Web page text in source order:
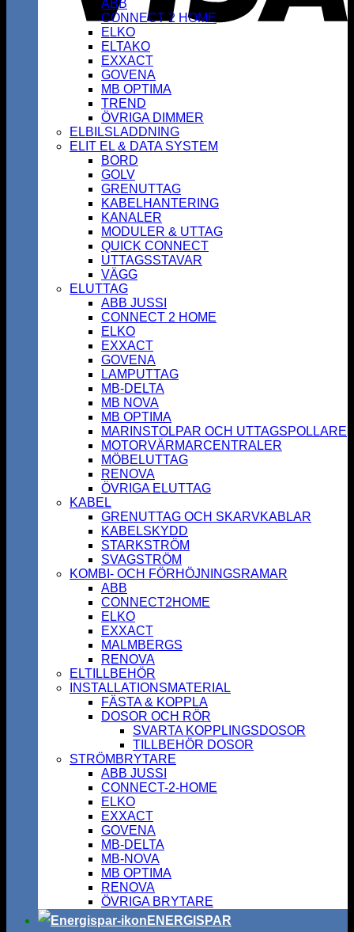
ABB
CONNECT 2 HOME
ELKO
ELTAKO
EXXACT
GOVENA
MB OPTIMA
TREND
ÖVRIGA DIMMER
ELBILSLADDNING
ELIT EL & DATA SYSTEM
BORD
GOLV
GRENUTTAG
KABELHANTERING
KANALER
MODULER & UTTAG
QUICK CONNECT
UTTAGSSTAVAR
VÄGG
ELUTTAG
ABB JUSSI
CONNECT 2 HOME
ELKO
EXXACT
GOVENA
LAMPUTTAG
MB-DELTA
MB NOVA
MB OPTIMA
MARINSTOLPAR OCH UTTAGSPOLLARE
MOTORVÄRMARCENTRALER
MÖBELUTTAG
RENOVA
ÖVRIGA ELUTTAG
KABEL
GRENUTTAG OCH SKARVKABLAR
KABELSKYDD
STARKSTRÖM
SVAGSTRÖM
KOMBI- OCH FÖRHÖJNINGSRAMAR
ABB
CONNECT2HOME
ELKO
EXXACT
MALMBERGS
RENOVA
ELTILLBEHÖR
INSTALLATIONSMATERIAL
FÄSTA & KOPPLA
DOSOR OCH RÖR
SVARTA KOPPLINGSDOSOR
TILLBEHÖR DOSOR
STRÖMBRYTARE
ABB JUSSI
CONNECT-2-HOME
ELKO
EXXACT
GOVENA
MB-DELTA
MB-NOVA
MB OPTIMA
RENOVA
ÖVRIGA BRYTARE
ENERGISPAR